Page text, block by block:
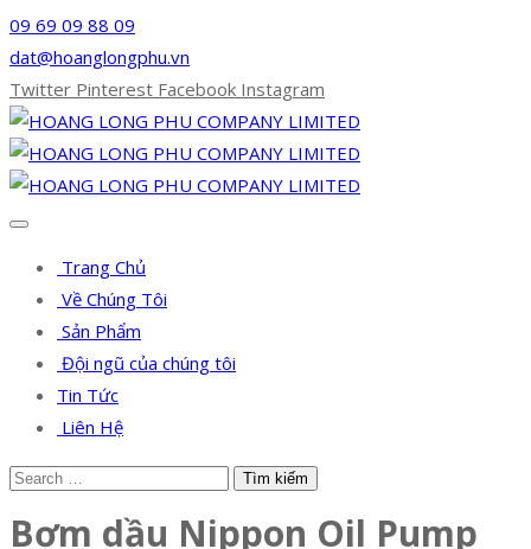
09 69 09 88 09
dat@hoanglongphu.vn
Twitter Pinterest Facebook Instagram
Trang Chủ
Về Chúng Tôi
Sản Phẩm
Đội ngũ của chúng tôi
Tin Tức
Liên Hệ
Bơm dầu Nippon Oil Pump